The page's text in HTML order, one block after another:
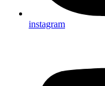
instagram